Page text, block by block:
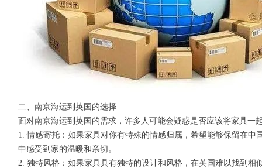
二、南京海运到英国的选择
面对南京海运到英国的需求，许多人可能会疑惑是否应该将家具
1. 情感寄托：如果家具对你有特殊的情感归属，希望能够保留在
中感受到家的温暖和亲切。
2. 独特风格：如果家具具有独特的设计和风格，在英国难以找到